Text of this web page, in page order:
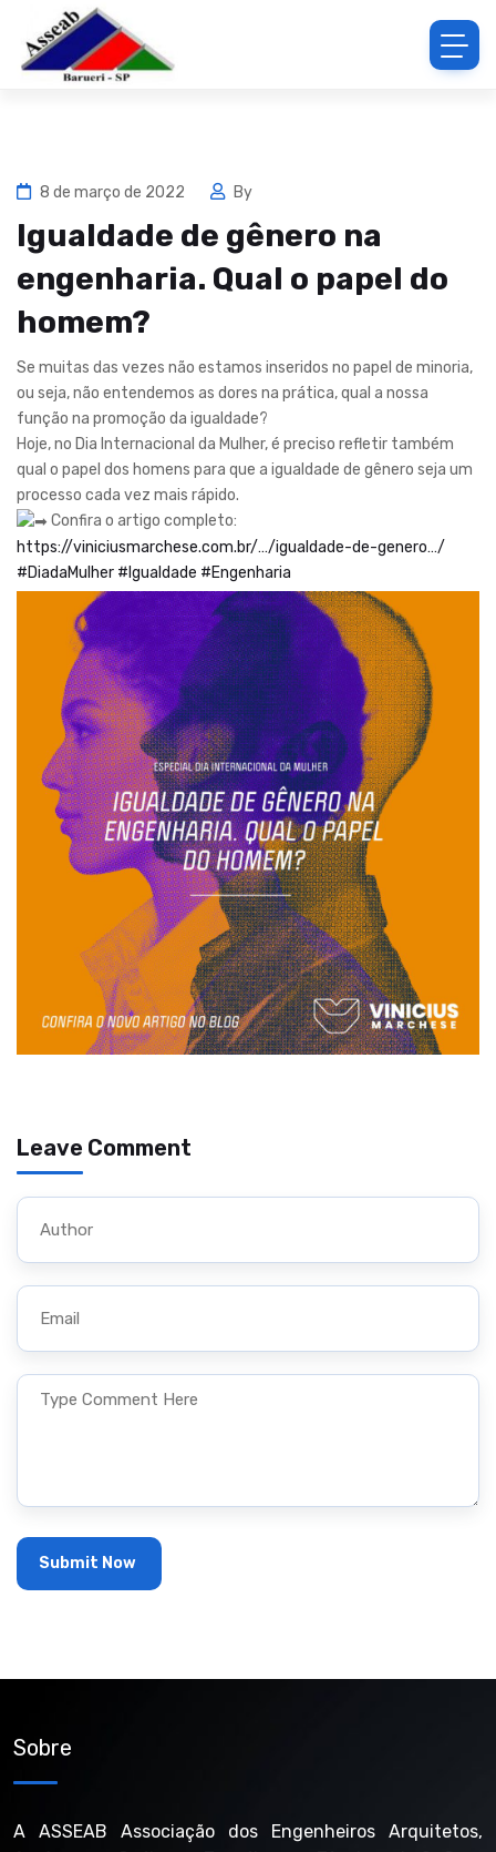
8 de março de 2022 By
Igualdade de gênero na
engenharia. Qual o papel do
homem?
Se muitas das vezes não estamos inseridos no papel de minoria,
ou seja, não entendemos as dores na prática, qual a nossa
função na promoção da igualdade?
Hoje, no Dia Internacional da Mulher, é preciso refletir também
qual o papel dos homens para que a igualdade de gênero seja um
processo cada vez mais rápido.
Confira o artigo completo:
https://viniciusmarchese.com.br/…/igualdade-de-genero…/
#DiadaMulher #Igualdade #Engenharia
Leave Comment
Sobre
A ASSEAB Associação dos Engenheiros Arquitetos,